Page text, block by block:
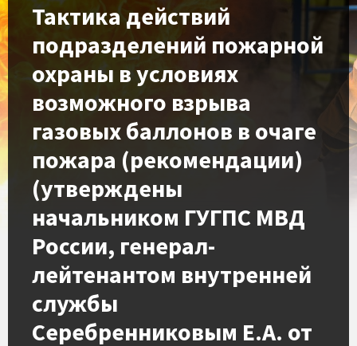
Тактика действий
подразделений пожарной
охраны в условиях
возможного взрыва
газовых баллонов в очаге
пожара (рекомендации)
(утверждены
начальником ГУГПС МВД
России, генерал-
лейтенантом внутренней
службы
Серебренниковым Е.А. от